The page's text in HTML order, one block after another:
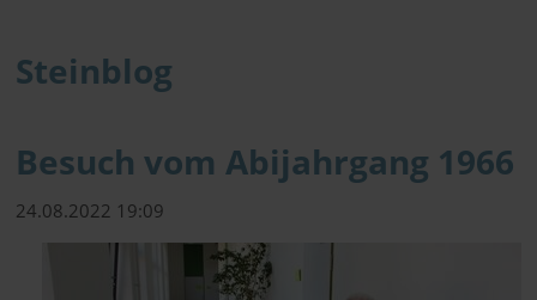
Steinblog
Besuch vom Abijahrgang 1966
24.08.2022 19:09